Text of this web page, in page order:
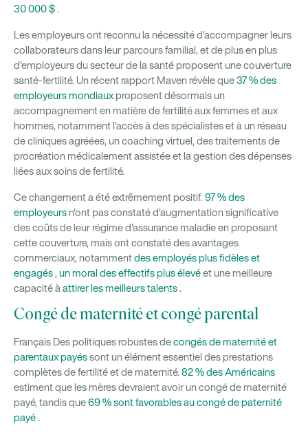
30 000 $.
Les employeurs ont reconnu la nécessité d'accompagner leurs
collaborateurs dans leur parcours familial, et de plus en plus
d'employeurs du secteur de la santé proposent une couverture
santé-fertilité. Un récent rapport Maven révèle que37 % des
employeurs mondiaux proposent désormais un
accompagnement en matière de fertilité aux femmes et aux
hommes, notamment l'accès à des spécialistes et à un réseau
de cliniques agréées, un coaching virtuel, des traitements de
procréation médicalement assistée et la gestion des dépenses
liées aux soins de fertilité.
Ce changement a été extrêmement positif. 97 % des
employeurs n'ont pas constaté d'augmentation significative
des coûts de leur régime d'assurance maladie en proposant
cette couverture, mais ont constaté des avantages
commerciaux, notammentdes employés plus fidèles et
engagés, un moral des effectifs plus élevéet une meilleure
capacité à attirer les meilleurs talents.
Congé de maternité et congé parental
Français Des politiques robustes decongés de maternité et
parentaux payéssont un élément essentiel des prestations
complètes de fertilité et de maternité. 82 % des Américains
estiment que les mères devraient avoir un congé de maternité
payé, tandis que69 % sont favorables au congé de paternité
payé.